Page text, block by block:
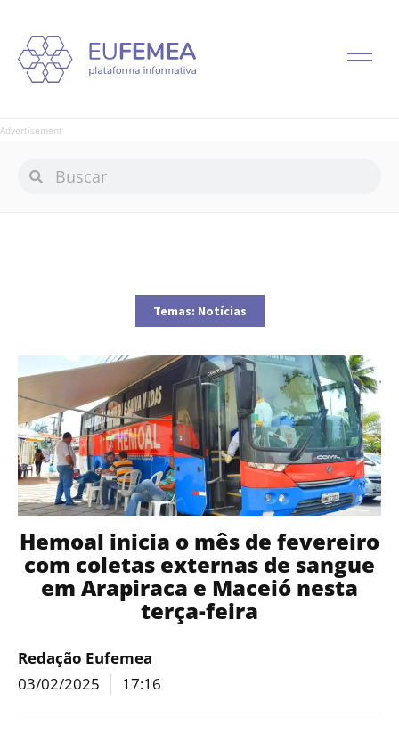
Advertisement
Temas: Notícias
Hemoal inicia o mês de fevereiro
com coletas externas de sangue
em Arapiraca e Maceió nesta
terça-feira
Redação Eufemea
03/02/2025
17:16